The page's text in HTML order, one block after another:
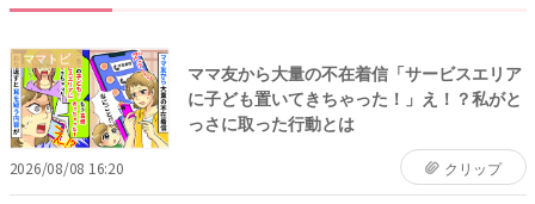
ママトピ
ママ友から大量の不在着信「サービスエリア
に子ども置いてきちゃった！」え！？私がと
っさに取った行動とは
2026/08/08 16:20 クリップ